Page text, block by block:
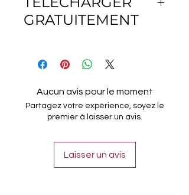
GRATUITEMENT
fichier PDF avec toutes les leçons
expert, tous les points et les
techniques de crochet tunisien.
Aucun avis pour le moment
Partagez votre expérience, soyez le
premier à laisser un avis.
Laisser un avis